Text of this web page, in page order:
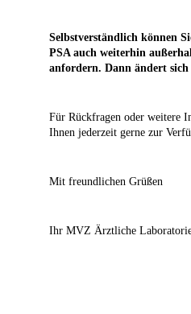
Selbstverständlich können
PSA auch weiterhin
anfordern. Dann ändert
Für Rückfragen oder weitere
Ihnen jederzeit gerne zur
Mit freundlichen Grüßen
Ihr MVZ Ärztliche